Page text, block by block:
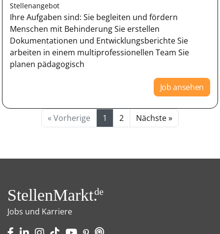
Stellenangebot
Ihre Aufgaben sind: Sie begleiten und fördern
Menschen mit Behinderung Sie erstellen
Dokumentationen und Entwicklungsberichte Sie
arbeiten in einem multiprofessionellen Team Sie
planen pädagogisch
Job ansehen
« Vorherige 1 2 Nächste »
StellenMarkt.de
Jobs und Karriere